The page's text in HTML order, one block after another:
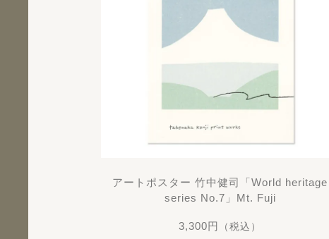
アートポスター 竹中健司「World heritage
series No.7」Mt. Fuji
3,300円 （税込）